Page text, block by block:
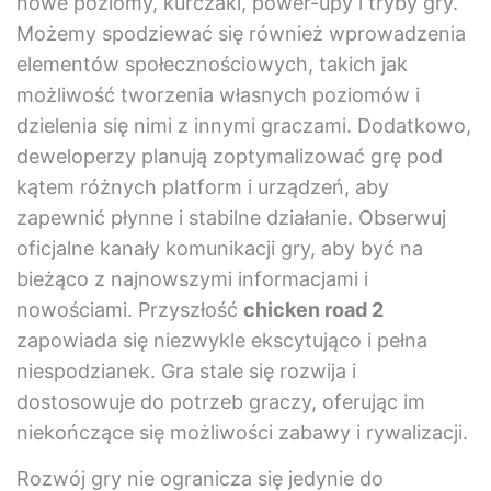
Możemy spodziewać się również wprowadzenia
elementów społecznościowych, takich jak
możliwość tworzenia własnych poziomów i
dzielenia się nimi z innymi graczami. Dodatkowo,
deweloperzy planują zoptymalizować grę pod
kątem różnych platform i urządzeń, aby
zapewnić płynne i stabilne działanie. Obserwuj
oficjalne kanały komunikacji gry, aby być na
bieżąco z najnowszymi informacjami i
nowościami. Przyszłość chicken road 2
zapowiada się niezwykle ekscytująco i pełna
niespodzianek. Gra stale się rozwija i
dostosowuje do potrzeb graczy, oferując im
niekończące się możliwości zabawy i rywalizacji.
Rozwój gry nie ogranicza się jedynie do